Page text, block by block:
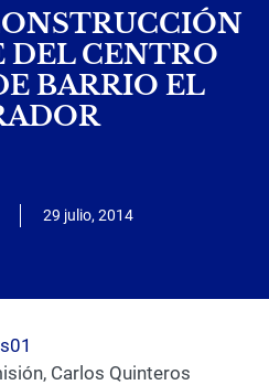
DEL CENTRO
BARRIO EL
29 julio, 2014
Carlos Quinteros